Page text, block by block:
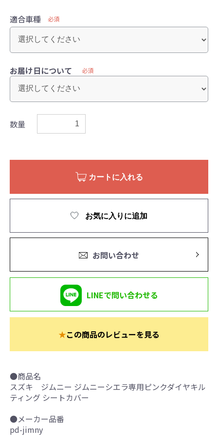
適合車種 必須
お届け日について 必須
数量
カートに入れる
お気に入りに追加
お問い合わせ
LINEで問い合わせる
★この商品のレビューを見る
●商品名
スズキ ジムニー ジムニーシエラ専用ピンクダイヤキル
ティング シートカバー
●メーカー品番
pd-jimny